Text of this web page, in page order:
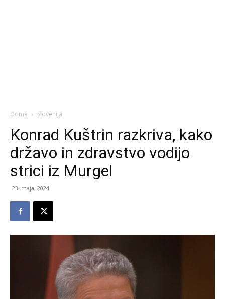
Doma Slovenija
Konrad Kuštrin razkriva, kako
državo in zdravstvo vodijo
strici iz Murgel
23. maja, 2024